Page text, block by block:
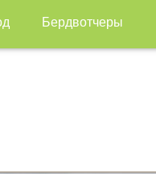
Бердвотчеры